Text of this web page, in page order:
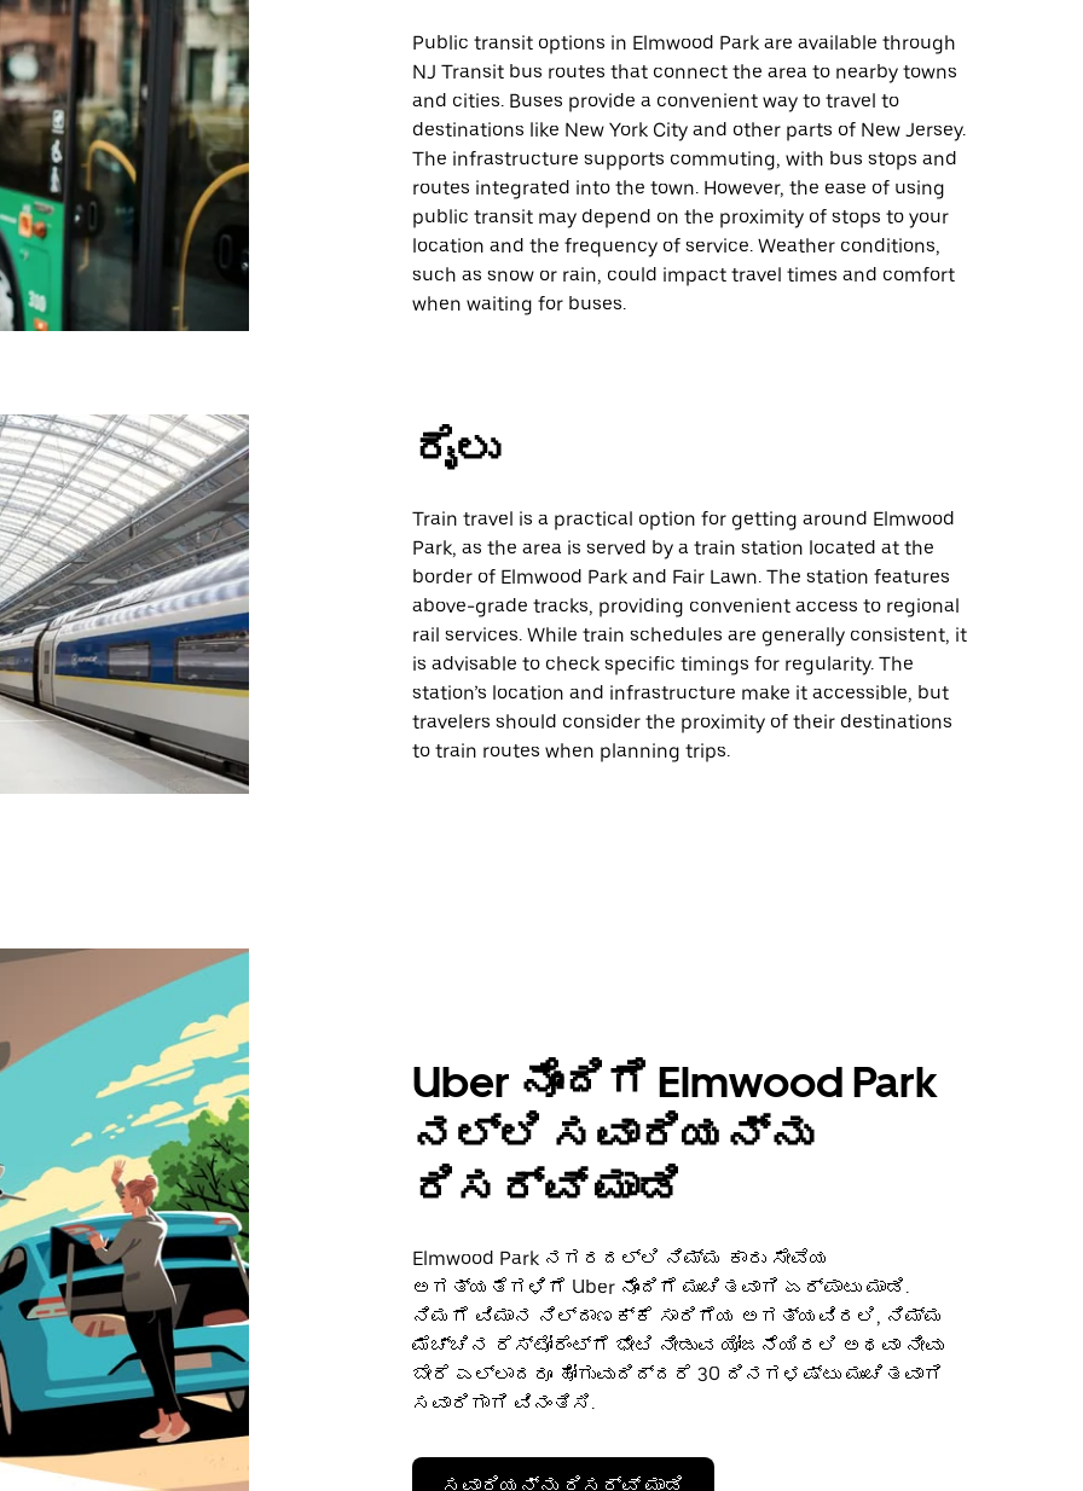
Public transit options in Elmwood Park are available through
NJ Transit bus routes that connect the area to nearby towns
and cities. Buses provide a convenient way to travel to
destinations like New York City and other parts of New Jersey.
The infrastructure supports commuting, with bus stops and
routes integrated into the town. However, the ease of using
public transit may depend on the proximity of stops to your
location and the frequency of service. Weather conditions,
such as snow or rain, could impact travel times and comfort
when waiting for buses.
ರೈಲು
Train travel is a practical option for getting around Elmwood
Park, as the area is served by a train station located at the
border of Elmwood Park and Fair Lawn. The station features
above-grade tracks, providing convenient access to regional
rail services. While train schedules are generally consistent, it
is advisable to check specific timings for regularity. The
station’s location and infrastructure make it accessible, but
travelers should consider the proximity of their destinations
to train routes when planning trips.
Uber ನೊಂದಿಗೆ Elmwood Park
ನಲ್ಲಿ ಸವಾರಿಯನ್ನು
ರಿಸರ್ವ್ ಮಾಡಿ
Elmwood Park ನಗರದಲ್ಲಿ ನಿಮ್ಮ ಕಾರು ಸೇವೆಯ
ಅಗತ್ಯತೆಗಳಿಗೆ Uber ನೊಂದಿಗೆ ಮುಂಚಿತವಾಗಿ ಏರ್ಪಾಟು ಮಾಡಿ.
ನಿಮಗೆ ವಿಮಾನ ನಿಲ್ದಾಣಕ್ಕೆ ಸಾರಿಗೆಯ ಅಗತ್ಯವಿರಲಿ, ನಿಮ್ಮ
ಮೆಚ್ಚಿನ ರೆಸ್ಟೋರೆಂಟ್‌ಗೆ ಭೇಟಿ ನೀಡುವ ಯೋಜನೆಯಿರಲಿ ಅಥವಾ ನೀವು
ಬೇರೆ ಎಲ್ಲಾದರೂ ಹೋಗುವುದಿದ್ದರೆ 30 ದಿನಗಳಷ್ಟು ಮುಂಚಿತವಾಗಿ
ಸವಾರಿಗಾಗಿ ವಿನಂತಿಸಿ.
ಸವಾರಿಯನ್ನು ರಿಸರ್ವ್ ಮಾಡಿ